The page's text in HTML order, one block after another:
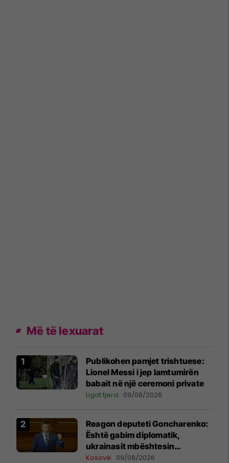
Më të lexuarat
Publikohen pamjet trishtuese:
Lionel Messi i jep lamtumirën
babait në një ceremoni private
Ligat tjera 09/08/2026
Reagon deputeti Goncharenko:
Është gabim diplomatik,
ukrainasit mbështesin
pavarësinë e Kosovës
Kosovë 09/08/2026